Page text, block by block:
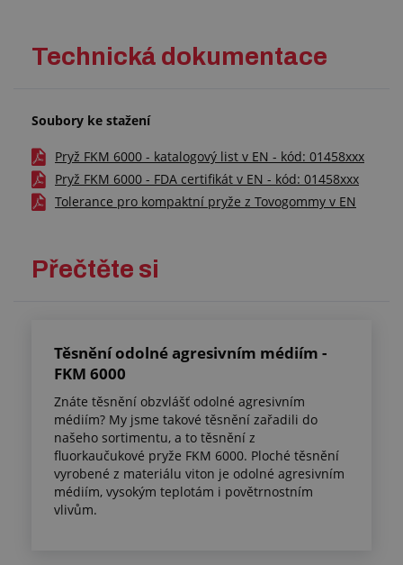
Technická dokumentace
Soubory ke stažení
Pryž FKM 6000 - katalogový list v EN - kód: 01458xxx
Pryž FKM 6000 - FDA certifikát v EN - kód: 01458xxx
Tolerance pro kompaktní pryže z Tovogommy v EN
Přečtěte si
Těsnění odolné agresivním médiím -
FKM 6000
Znáte těsnění obzvlášť odolné agresivním
médiím? My jsme takové těsnění zařadili do
našeho sortimentu, a to těsnění z
fluorkaučukové pryže FKM 6000. Ploché těsnění
vyrobené z materiálu viton je odolné agresivním
médiím, vysokým teplotám i povětrnostním
vlivům.